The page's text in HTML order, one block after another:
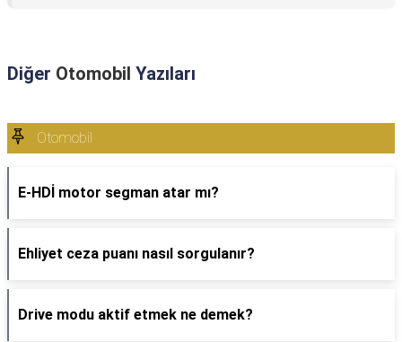
Diğer Otomobil Yazıları
Otomobil
E-HDİ motor segman atar mı?
Ehliyet ceza puanı nasıl sorgulanır?
Drive modu aktif etmek ne demek?